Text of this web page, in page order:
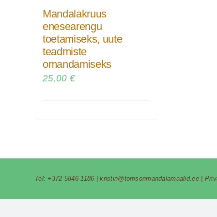
Mandalakruus
enesearengu
toetamiseks, uute
teadmiste
omandamiseks
25,00 €
Tel: +372 5846 1186 |kristin@tomsonmandalamaalid.ee|